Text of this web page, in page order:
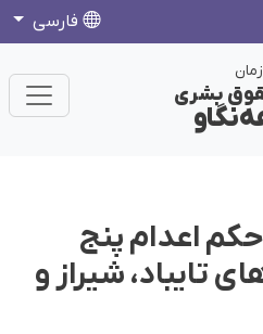
فارسی
بشری
اعدام پنج
تایباد، شیراز و